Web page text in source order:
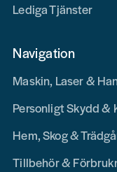
Lediga Tjänster
Navigation
Maskin, Laser &
Personligt Skydd &
Hem, Skog &
Tillbehör &